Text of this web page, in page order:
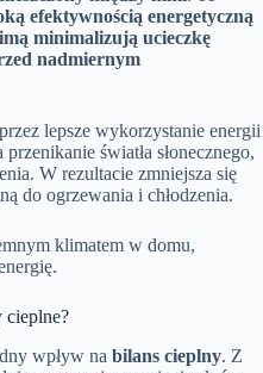
efektywnością energetyczną
minimalizują ucieczkę
nadmiernym
lepsze wykorzystanie energii
światła słonecznego,
W rezultacie zmniejsza się
do ogrzewania i chłodzenia.
klimatem w domu,
cieplne?
wpływ na bilans cieplny. Z